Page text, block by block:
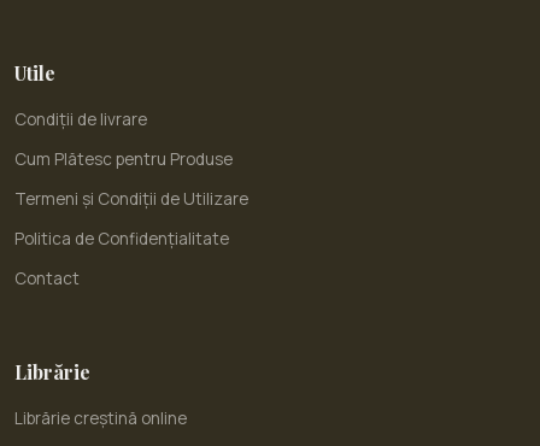
Utile
Condiții de livrare
Cum Plătesc pentru Produse
Termeni și Condiții de Utilizare
Politica de Confidențialitate
Contact
Librărie
Librărie creștină online